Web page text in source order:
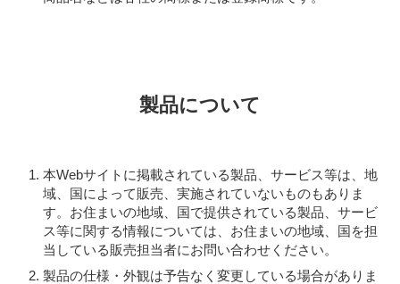
製品について
本Webサイトに掲載されている製品、サービス等は、地
域、国によって販売、実施されていないものもありま
す。お住まいの地域、国で提供されている製品、サービ
ス等に関する情報については、お住まいの地域、国を担
当している販売担当者にお問い合わせください。
製品の仕様・外観は予告なく変更している場合がありま